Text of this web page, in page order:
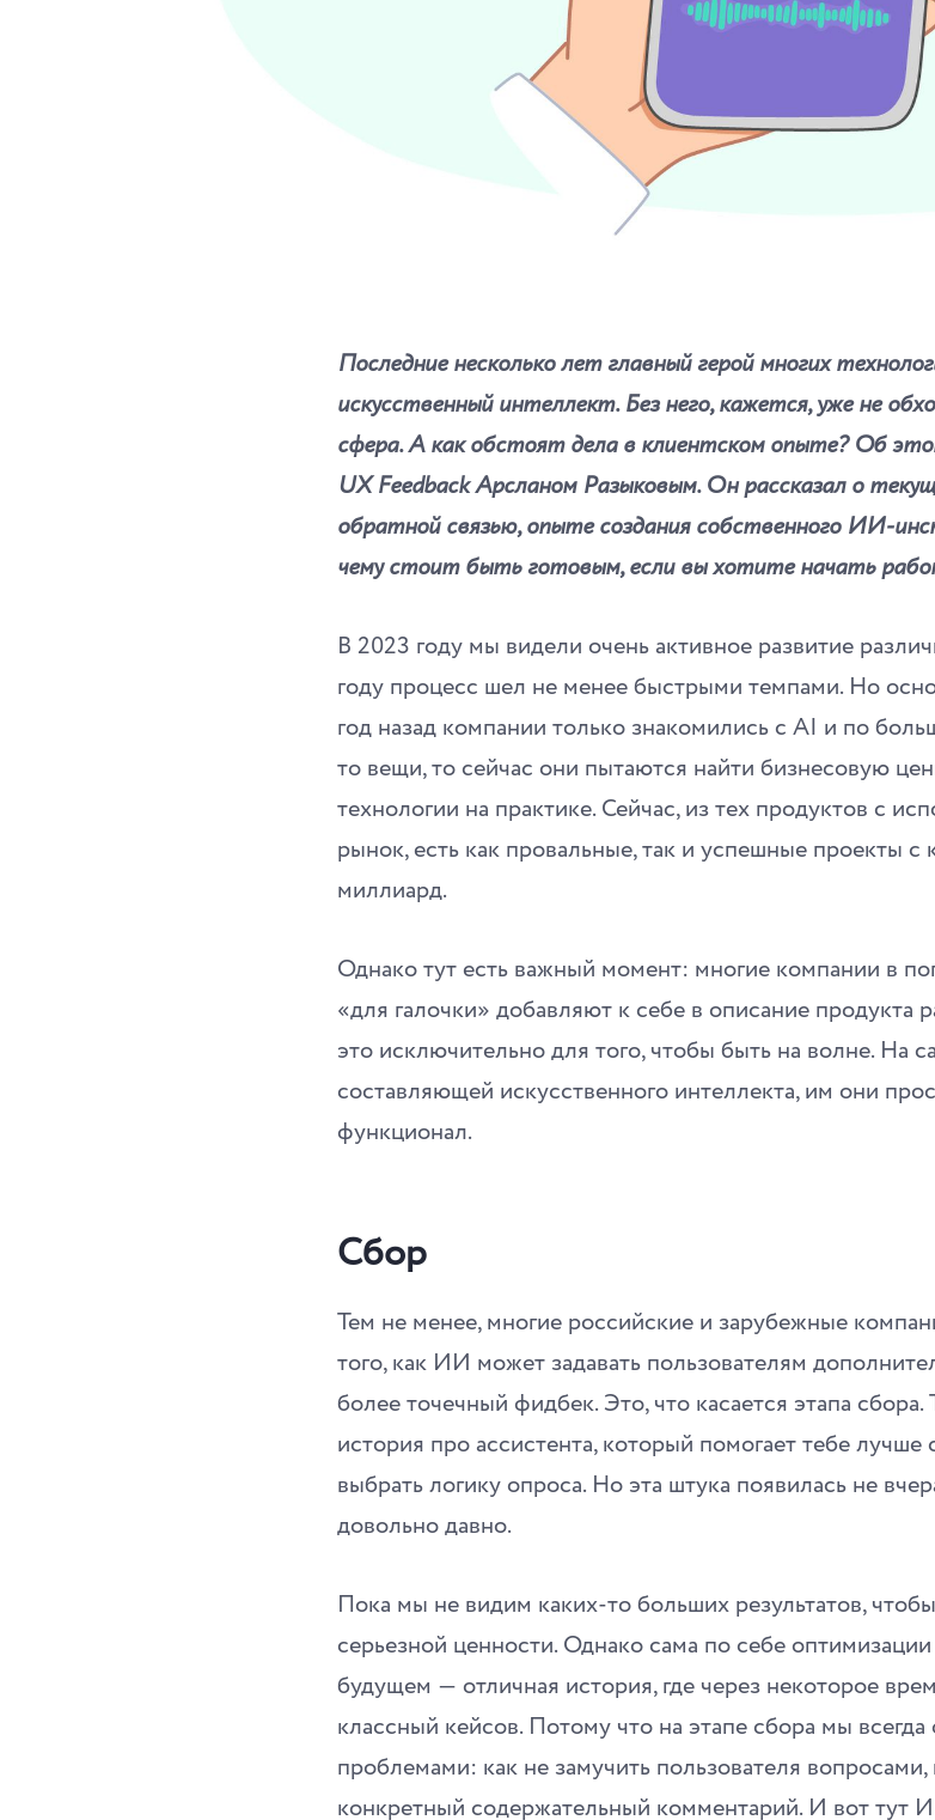
Последние несколько лет главный герой многих
искусственный интеллект. Без него, кажется, уже не
сфера. А как обстоят дела в клиентском опыте? Об
UX Feedback Арсланом Разыковым. Он рассказал о
обратной связью, опыте создания собственного ИИ-
чему стоит быть готовым, если вы хотите начать
В 2023 году мы видели очень активное развитие
году процесс шел не менее быстрыми темпами. Но
год назад компании только знакомились с AI и по
то вещи, то сейчас они пытаются найти бизнесовую
технологии на практике. Сейчас, из тех продуктов с
рынок, есть как провальные, так и успешные проекты с
миллиард.
Однако тут есть важный момент: многие компании в
«для галочки» добавляют к себе в описание
это исключительно для того, чтобы быть на волне. На
составляющей искусственного интеллекта, им они
функционал.
Сбор
Тем не менее, многие российские и зарубежные
того, как ИИ может задавать пользователям
более точечный фидбек. Это, что касается этапа
история про ассистента, который помогает тебе
выбрать логику опроса. Но эта штука появилась не
довольно давно.
Пока мы не видим каких-то больших результатов,
серьезной ценности. Однако сама по себе
будущем ― отличная история, где через некоторое
классный кейсов. Потому что на этапе сбора мы
проблемами: как не замучить пользователя
конкретный содержательный комментарий. И вот тут